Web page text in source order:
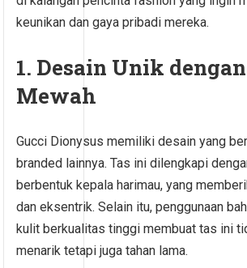
keunikan dan gaya pribadi mereka.
1. Desain Unik
Mewah
Gucci Dionysus memiliki desain yang
branded lainnya. Tas ini dilengkapi
berbentuk kepala harimau, yang
dan eksentrik. Selain itu, penggunaan
kulit berkualitas tinggi membuat tas ini
menarik tetapi juga tahan lama.